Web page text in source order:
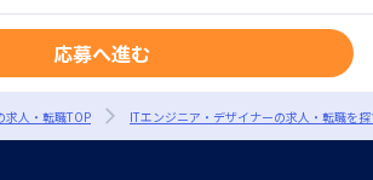
応募へ進む
求人・転職TOP ITエンジニア・デザイナーの求人・転職を